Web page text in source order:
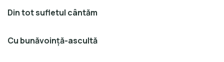
Din tot sufletul cântăm
Cu bunăvoinţă-ascultă